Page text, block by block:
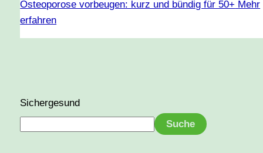
Osteoporose vorbeugen: kurz und bündig für 50+ Mehr
erfahren
Sichergesund
Suche